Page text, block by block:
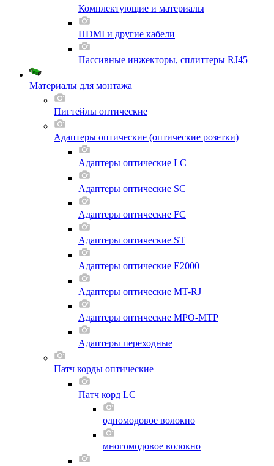
Комплектующие и материалы
HDMI и другие кабели
Пассивные инжекторы, сплиттеры RJ45
Материалы для монтажа
Пигтейлы оптические
Адаптеры оптические (оптические розетки)
Адаптеры оптические LC
Адаптеры оптические SC
Адаптеры оптические FC
Адаптеры оптические ST
Адаптеры оптические E2000
Адаптеры оптические MT-RJ
Адаптеры оптические MPO-MTP
Адаптеры переходные
Патч корды оптические
Патч корд LC
одномодовое волокно
многомодовое волокно